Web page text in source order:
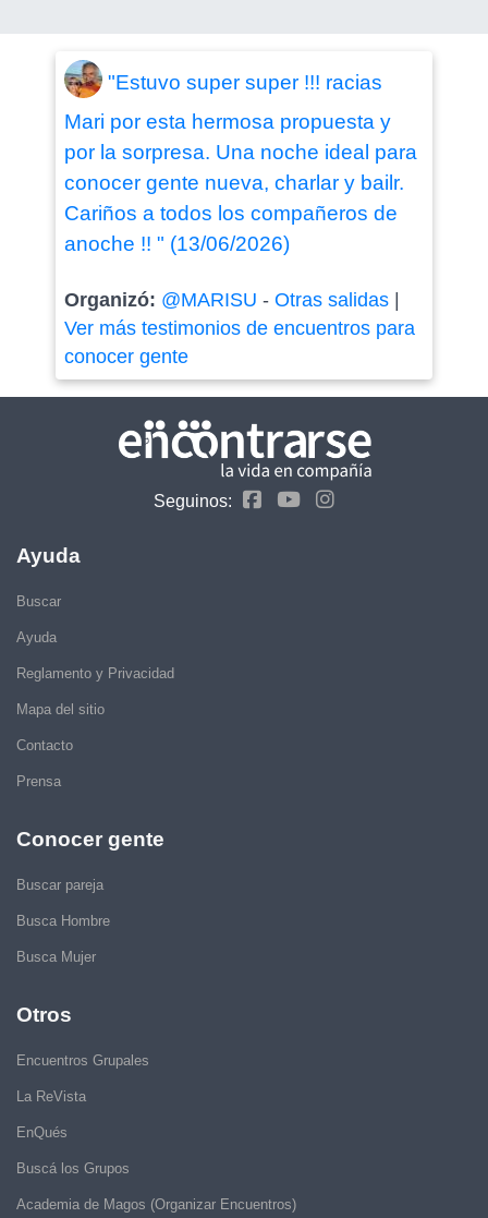
"Estuvo super super !!! racias
Mari por esta hermosa propuesta y
por la sorpresa. Una noche ideal para
conocer gente nueva, charlar y bailr.
Cariños a todos los compañeros de
anoche !! " (13/06/2026)
Organizó: @MARISU - Otras salidas|
Ver más testimonios de encuentros para
conocer gente
Seguinos:
Ayuda
Buscar
Ayuda
Reglamento y Privacidad
Mapa del sitio
Contacto
Prensa
Conocer gente
Buscar pareja
Busca Hombre
Busca Mujer
Otros
Encuentros Grupales
La ReVista
EnQués
Buscá los Grupos
Academia de Magos (Organizar Encuentros)